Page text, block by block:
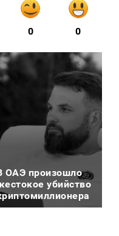
0 0
ОАЭ произошло
убийство